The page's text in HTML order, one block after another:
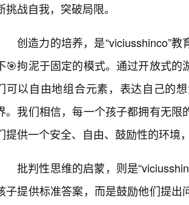
挑战自我，突破局限。
创造力的培养，是“viciusshinco”
🎯拘泥于固定的模式。通过开放式
可以自由地组合元素，表达自己的
。我们相信，每一个孩子都拥有无限
提供一个安全、自由、鼓励性的环境
批判性思维的启蒙，则是
子提供标准答案，而是鼓励他们提